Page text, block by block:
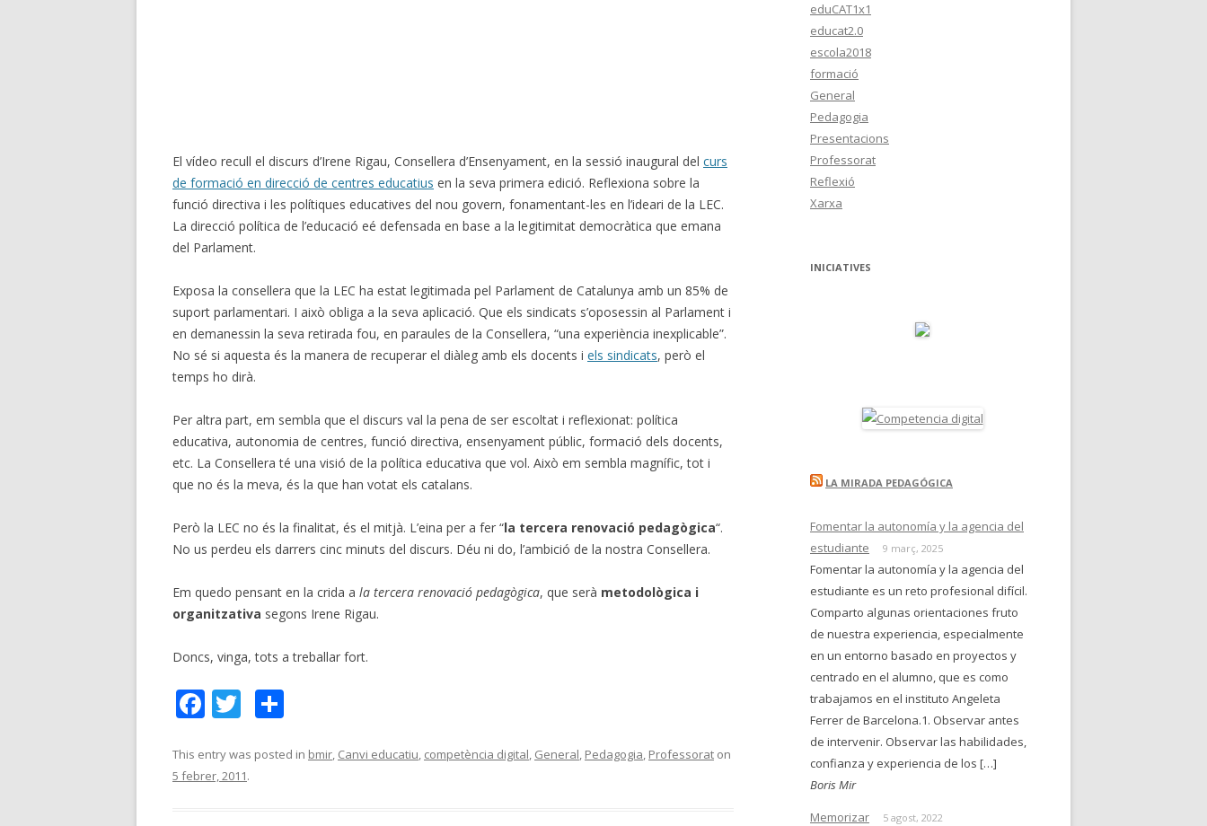
El vídeo recull el discurs d’Irene Rigau, Consellera d’Ensenyament, en la sessió inaugural del curs
de formació en direcció de centres educatius en la seva primera edició. Reflexiona sobre la
funció directiva i les polítiques educatives del nou govern, fonamentant-les en l’ideari de la LEC.
La direcció política de l’educació eé defensada en base a la legitimitat democràtica que emana
del Parlament.
Exposa la consellera que la LEC ha estat legitimada pel Parlament de Catalunya amb un 85% de
suport parlamentari. I això obliga a la seva aplicació. Que els sindicats s’oposessin al Parlament i
en demanessin la seva retirada fou, en paraules de la Consellera, “una experiència inexplicable”.
No sé si aquesta és la manera de recuperar el diàleg amb els docents i els sindicats, però el
temps ho dirà.
Per altra part, em sembla que el discurs val la pena de ser escoltat i reflexionat: política
educativa, autonomia de centres, funció directiva, ensenyament públic, formació dels docents,
etc. La Consellera té una visió de la política educativa que vol. Això em sembla magnífic, tot i
que no és la meva, és la que han votat els catalans.
Però la LEC no és la finalitat, és el mitjà. L’eina per a fer “la tercera renovació pedagògica“.
No us perdeu els darrers cinc minuts del discurs. Déu ni do, l’ambició de la nostra Consellera.
Em quedo pensant en la crida a la tercera renovació pedagògica, que serà metodològica i
organitzativa segons Irene Rigau.
Doncs, vinga, tots a treballar fort.
F
e
b
T
itt
er
m
This entry was posted in bmir, Canvi educatiu, competència digital, General, Pedagogia, Professorat on
5 febrer, 2011.
eduCAT1x1
educat2.0
escola2018
formació
General
Pedagogia
Presentacions
Professorat
Reflexió
Xarxa
INICIATIVES
LA MIRADA PEDAGÓGICA
Fomentar la autonomía y la agencia del
estudiante
9 març, 2025
Fomentar la autonomía y la agencia del
estudiante es un reto profesional difícil.
Comparto algunas orientaciones fruto
de nuestra experiencia, especialmente
en un entorno basado en proyectos y
centrado en el alumno, que es como
trabajamos en el instituto Angeleta
Ferrer de Barcelona.1. Observar antes
de intervenir. Observar las habilidades,
confianza y experiencia de los […]
Boris Mir
Memorizar
5 agost, 2022